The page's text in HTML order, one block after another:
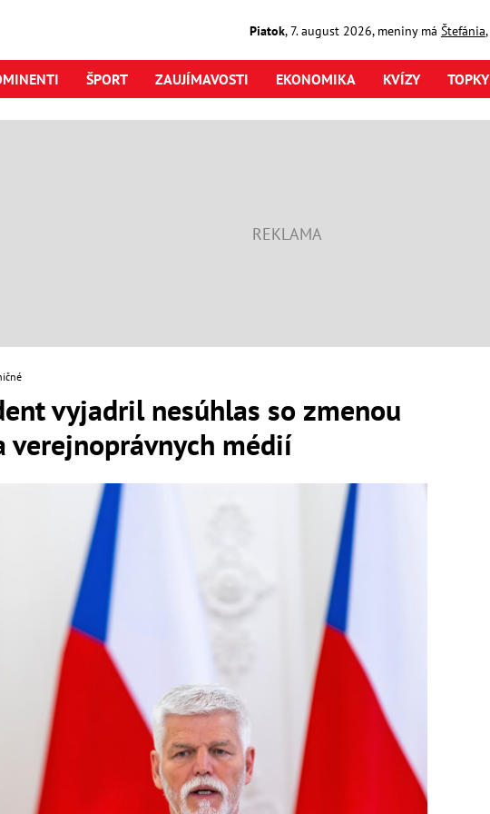
Piatok,7. august2026, meniny má Štefánia
ŠPORT ZAUJÍMAVOSTI EKONOMIKA KVÍZY
vyjadril nesúhlas so zmenou
verejnoprávnych médií